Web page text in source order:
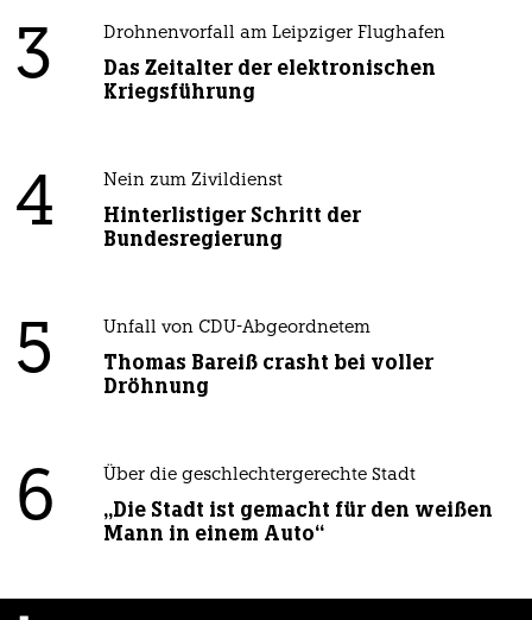
3 Drohnenvorfall am Leipziger Flughafen
Das Zeitalter der elektronischen
Kriegsführung
4 Nein zum Zivildienst
Hinterlistiger Schritt der
Bundesregierung
5 Unfall von CDU-Abgeordnetem
Thomas Bareiß crasht bei voller
Dröhnung
6 Über die geschlechtergerechte Stadt
„Die Stadt ist gemacht für den weißen
Mann in einem Auto“